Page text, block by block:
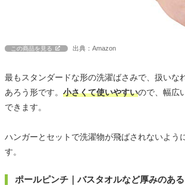
この商品を見る 出典：Amazon
最もスタンダードな形の洗濯ばさみで、扱いな
あろう形です。 小さくて使いやすいので、幅広
できます。
ハンガーとセットで洗濯物が飛ばされないよう
す。
ポールピンチ｜バスタオルなど厚みのあ